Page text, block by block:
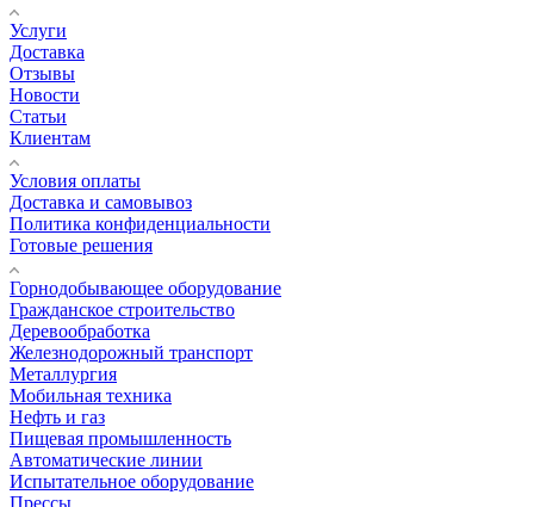
Услуги
Доставка
Отзывы
Новости
Статьи
Клиентам
Условия оплаты
Доставка и самовывоз
Политика конфиденциальности
Готовые решения
Горнодобывающее оборудование
Гражданское строительство
Деревообработка
Железнодорожный транспорт
Металлургия
Мобильная техника
Нефть и газ
Пищевая промышленность
Автоматические линии
Испытательное оборудование